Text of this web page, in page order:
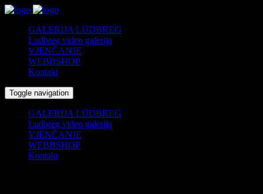
GALERIJA LUDBREG
Ludbreg video galerija
VJENČANJE
WEBBSHOP
Kontakt
Toggle navigation
GALERIJA LUDBREG
Ludbreg video galerija
VJENČANJE
WEBBSHOP
Kontakt